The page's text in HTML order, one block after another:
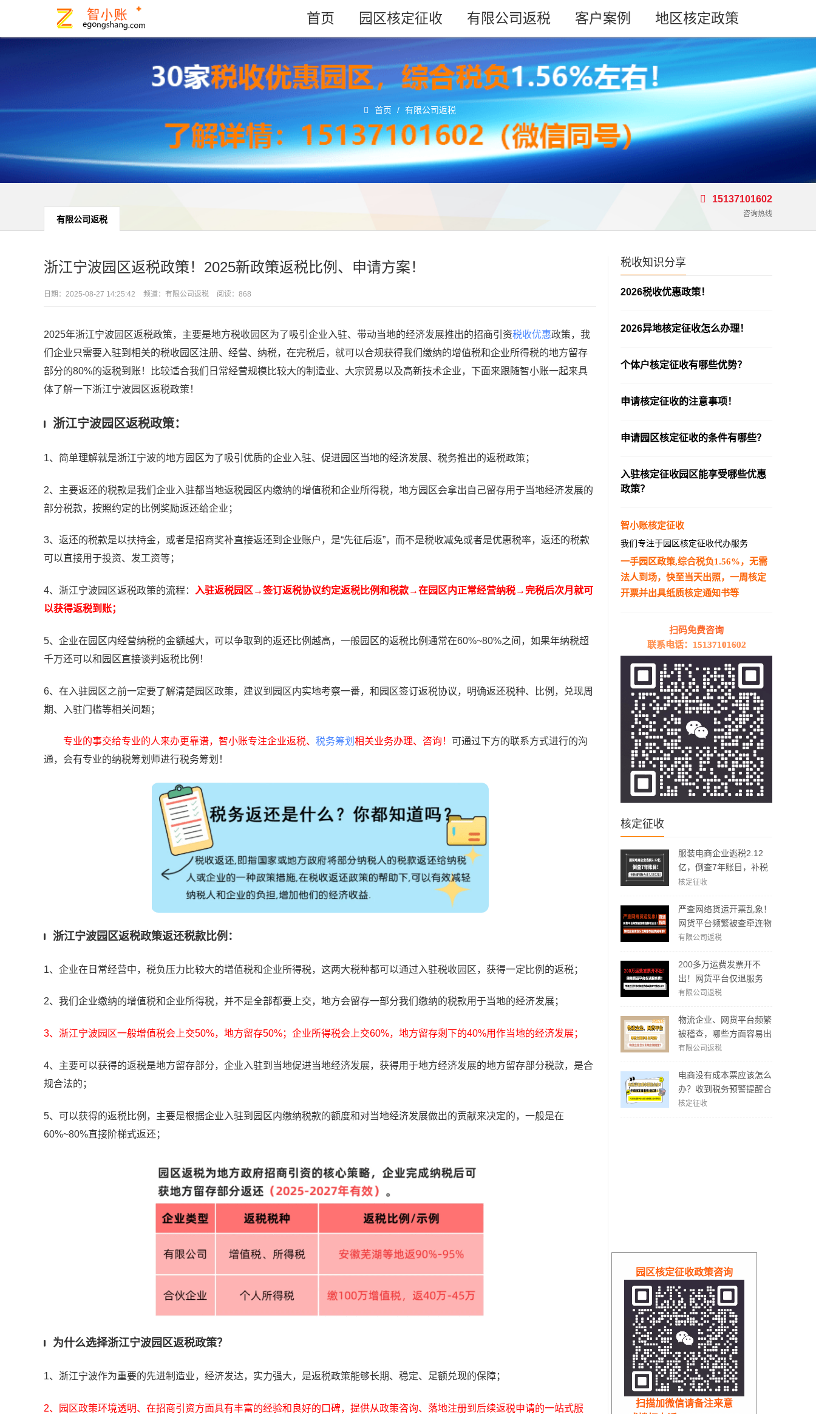
首页 园区核定征收 有限公司返税 客户案例 地区核定政策
首页 / 有限公司返税
有限公司返税
15137101602
咨询热线
税收知识分享
2026税收优惠政策！
2026异地核定征收怎么办理！
个体户核定征收有哪些优势？
申请核定征收的注意事项！
申请园区核定征收的条件有哪些？
入驻核定征收园区能享受哪些优惠
政策？
智小账核定征收
我们专注于园区核定征收代办服务
一手园区政策,综合税负1.56%，无需
法人到场，快至当天出照，一周核定
开票并出具纸质核定通知书等
扫码免费咨询
联系电话：15137101602
核定征收
服装电商企业逃税2.12
亿，倒查7年账目，补税
加罚款3.62亿元！
核定征收
严查网络货运开票乱象！
网货平台频繁被查牵连物
流企业！物流企业该怎么
有限公司返税
200多万运费发票开不
出！网货平台仅退服务
费，运费成本拿不到怎么
有限公司返税
物流企业、网货平台频繁
被稽查，哪些方面容易出
现问题？怎么实现合规经
有限公司返税
电商没有成本票应该怎么
办？收到税务预警提醒合
规解决方案！
核定征收
浙江宁波园区返税政策！2025新政策返税比例、申请方案！
日期： 2025-08-27 14:25:42 频道： 有限公司返税 阅读：868
2025年浙江宁波园区返税政策，主要是地方税收园区为了吸引企业入驻、带动当地的经济发展推出的招商引资税收优惠政策，我
们企业只需要入驻到相关的税收园区注册、经营、纳税，在完税后，就可以合规获得我们缴纳的增值税和企业所得税的地方留存
部分的80%的返税到账！比较适合我们日常经营规模比较大的制造业、大宗贸易以及高新技术企业，下面来跟随智小账一起来具
体了解一下浙江宁波园区返税政策！
浙江宁波园区返税政策：
1、简单理解就是浙江宁波的地方园区为了吸引优质的企业入驻、促进园区当地的经济发展、税务推出的返税政策；
2、主要返还的税款是我们企业入驻都当地返税园区内缴纳的增值税和企业所得税，地方园区会拿出自己留存用于当地经济发展的
部分税款，按照约定的比例奖励返还给企业；
3、返还的税款是以扶持金，或者是招商奖补直接返还到企业账户，是“先征后返”，而不是税收减免或者是优惠税率，返还的税款
可以直接用于投资、发工资等；
4、浙江宁波园区返税政策的流程：
入驻返税园区→签订返税协议约定返税比例和税款→在园区内正常经营纳税→完税后次月就可
以获得返税到账；
5、企业在园区内经营纳税的金额越大，可以争取到的返还比例越高，一般园区的返税比例通常在60%~80%之间，如果年纳税超
千万还可以和园区直接谈判返税比例！
6、在入驻园区之前一定要了解清楚园区政策，建议到园区内实地考察一番，和园区签订返税协议，明确返还税种、比例，兑现周
期、入驻门槛等相关问题；
专业的事交给专业的人来办更靠谱，智小账专注企业返税、 税务筹划 相关业务办理、咨询！
可通过下方的联系方式进行的沟
通，会有专业的纳税筹划师进行税务筹划！
浙江宁波园区返税政策返还税款比例：
1、企业在日常经营中，税负压力比较大的增值税和企业所得税，这两大税种都可以通过入驻税收园区，获得一定比例的返税；
2、我们企业缴纳的增值税和企业所得税，并不是全部都要上交，地方会留存一部分我们缴纳的税款用于当地的经济发展；
3、浙江宁波园区一般增值税会上交50%，地方留存50%；企业所得税会上交60%，地方留存剩下的40%用作当地的经济发展；
4、主要可以获得的返税是地方留存部分，企业入驻到当地促进当地经济发展，获得用于地方经济发展的地方留存部分税款，是合
规合法的；
5、可以获得的返税比例，主要是根据企业入驻到园区内缴纳税款的额度和对当地经济发展做出的贡献来决定的，一般是在
60%~80%直接阶梯式返还；
为什么选择浙江宁波园区返税政策？
1、浙江宁波作为重要的先进制造业，经济发达，实力强大，是返税政策能够长期、稳定、足额兑现的保障；
2、园区政策环境透明、在招商引资方面具有丰富的经验和良好的口碑， 提供从政策咨询、落地注册到后续返税申请的一站式服
园区核定征收政策咨询
扫描加微信请备注来意